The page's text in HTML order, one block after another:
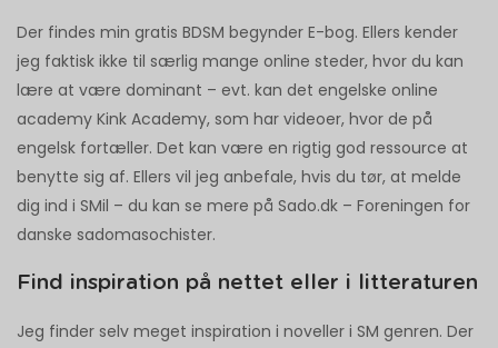
Der findes min gratis BDSM begynder E-bog. Ellers kender
jeg faktisk ikke til særlig mange online steder, hvor du kan
lære at være dominant – evt. kan det engelske online
academy Kink Academy, som har videoer, hvor de på
engelsk fortæller. Det kan være en rigtig god ressource at
benytte sig af. Ellers vil jeg anbefale, hvis du tør, at melde
dig ind i SMil – du kan se mere på Sado.dk – Foreningen for
danske sadomasochister.
Find inspiration på nettet eller i litteraturen
Jeg finder selv meget inspiration i noveller i SM genren. Der